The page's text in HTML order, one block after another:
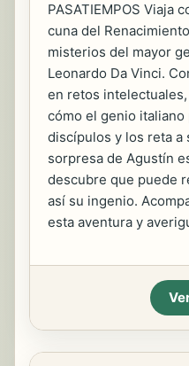
PASATIEMPOS Viaja
cuna del
misterios del mayor
Leonardo Da Vinci.
en retos
cómo el genio italiano
discípulos y los reta a
sorpresa de Agustín
descubre que puede
así su ingenio.
esta aventura y